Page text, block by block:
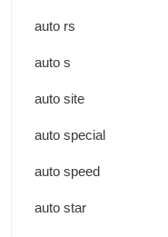
auto rs
auto s
auto site
auto special
auto speed
auto star